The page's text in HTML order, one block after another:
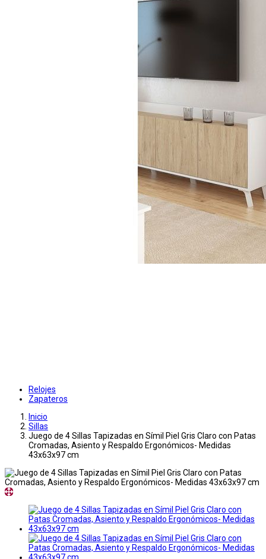
Relojes
Zapateros
Inicio
Sillas
Juego de 4 Sillas Tapizadas en Símil Piel Gris Claro con Patas
Cromadas, Asiento y Respaldo Ergonómicos- Medidas
43x63x97 cm